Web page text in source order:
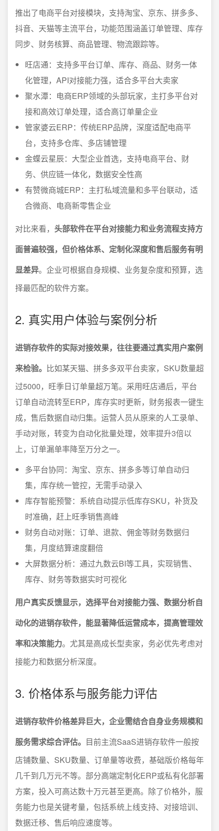
推出了电商平台对接模块，支持淘宝、京东、拼多多、
抖音、天猫等主流平台，功能范围涵盖订单管理、库存
同步、财务核算、商品管理、物流跟踪等。
旺店通：支持多平台订单、库存、商品、财务一体
化管理，API对接能力强，适合多平台大卖家
聚水潭：电商ERP领域的头部玩家，主打多平台对
接和高效订单处理，适合高订单量企业
管家婆云ERP：传统ERP品牌，深度适配电商平
台，支持多仓库、多店铺管理
金蝶云星辰：大型企业首选，支持电商平台、财
务、供应链一体化，数据安全性高
有赞微商城ERP：主打私域流量和多平台联动，适
合微商、电商新零售企业
对比来看， 头部软件在平台对接能力和业务流程支持方
面普遍较强，但价格体系、定制化深度和售后服务有明
显差异。企业可根据自身规模、业务复杂度和预算，选
择最匹配的软件方案。
2. 真实用户体验与案例分析
进销存软件的实际对接效果，往往要通过真实用户案例
来检验。 比如某天猫、拼多多双平台卖家，SKU数量超
过5000，旺季日订单量超万笔。采用旺店通后，平台
订单自动流转至ERP，库存实时更新，财务报表一键生
成，售后数据自动归集。运营人员从原来的人工录单、
手动对账，转变为自动化批量处理，效率提升3倍以
上，订单漏单率降至万分之一。
多平台协同：淘宝、京东、拼多多等订单自动归
集，库存统一管控，无需手动录入
库存智能预警：系统自动提示低库存SKU，补货及
时准确，赶上旺季销售高峰
财务自动对账：订单、退款、佣金等财务数据归
集，月度结算速度翻倍
大屏数据分析：通过九数云BI等工具，实现销售、
库存、财务等数据实时可视化
用户真实反馈显示，选择平台对接能力强、数据分析自
动化的进销存软件，能显著降低运营成本，提高管理效
率和决策能力。尤其是高成长型卖家，务必优先考虑对
接能力和数据分析深度。
3. 价格体系与服务能力评估
进销存软件价格差异巨大，企业需结合自身业务规模和
服务需求综合评估。 目前主流SaaS进销存软件一般按
店铺数量、SKU数量、订单量等收费，基础版价格每年
几千到几万元不等。部分高端定制化ERP或私有化部署
方案，投入可高达数十万元甚至更高。除了价格外，服
务能力也是关键考量，包括系统上线支持、对接培训、
数据迁移、售后响应速度等。